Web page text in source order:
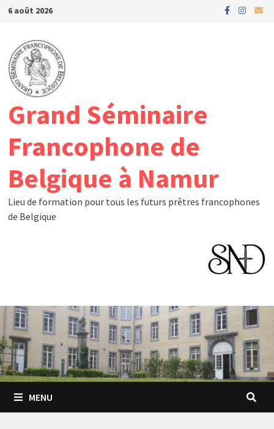
Passer
contenu
6 août 2026
Grand Séminaire
Francophone de
Belgique à Namur
Lieu de formation pour tous les futurs prêtres francophones
de Belgique
MENU